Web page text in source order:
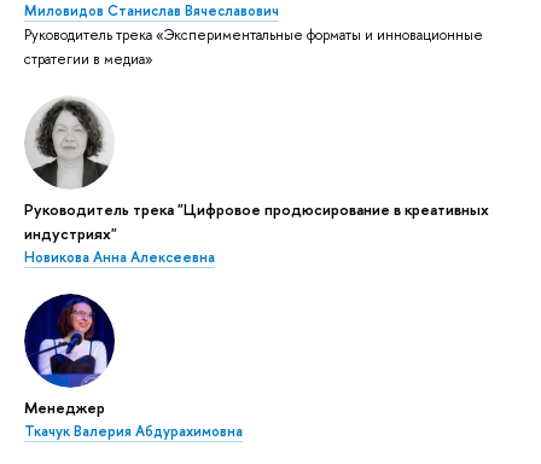
Миловидов Станислав Вячеславович
Руководитель трека «Экспериментальные форматы и инновационные
стратегии в медиа»
Руководитель трека "Цифровое продюсирование в креативных
индустриях"
Новикова Анна Алексеевна
Менеджер
Ткачук Валерия Абдурахимовна